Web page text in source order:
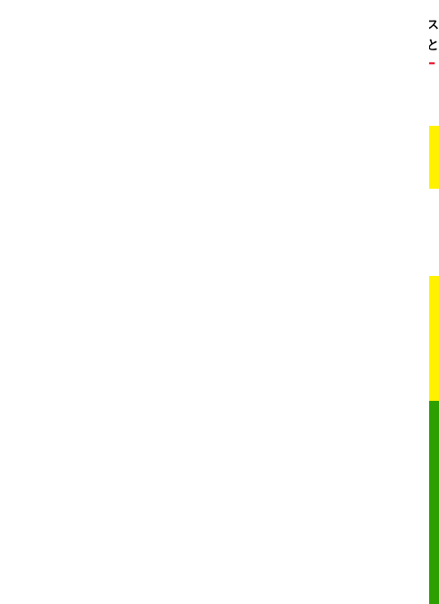
。ガソリンス
タンドや整備工場の既存インフラを活用すること
リー